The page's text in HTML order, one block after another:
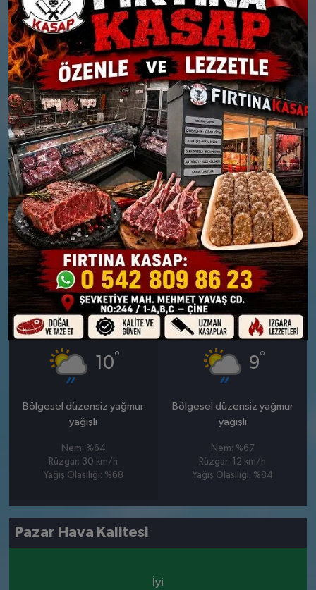
Rüzgar: 10 km/h
Yağış Olasılığı: %88
26 MART
PERŞEMBE
9°
Bölgesel düzensiz yağmur
yağışlı
Nem: %71
Rüzgar: 8 km/h
Yağış Olasılığı: %88
27 MART
CUMA
10°
Güneşli
Nem: %61
Rüzgar: 6 km/h
28 MART
CUMARTESI
10°
Bölgesel düzensiz yağmur
yağışlı
Nem: %64
Rüzgar: 30 km/h
Yağış Olasılığı: %68
29 MART
PAZAR
9°
Bölgesel düzensiz yağmur
yağışlı
Nem: %67
Rüzgar: 12 km/h
Yağış Olasılığı: %84
Pazar Hava Kalitesi
İyi